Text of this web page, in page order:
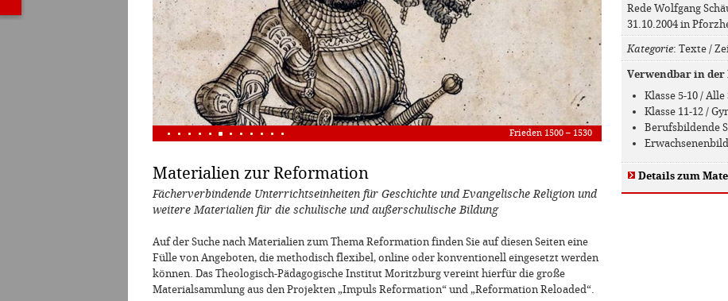
Frieden 1500 – 1530
Materialien zur Reformation
Fächerverbindende Unterrichtseinheiten für Geschichte und Evangelische Religion und
weitere Materialien für die schulische und außerschulische Bildung
Auf der Suche nach Materialien zum Thema Reformation finden Sie auf diesen Seiten eine
Fülle von Angeboten, die methodisch flexibel, online oder konventionell eingesetzt werden
können. Das Theologisch-Pädagogische Institut Moritzburg vereint hierfür die große
Materialsammlung aus den Projekten „Impuls Reformation“ und „Reformation Reloaded“.
Rede Wolfgang
31.10.2004 in
Kategorie: Texte /
Verwendbar in
Klasse 5-10 /
Klasse 11-12 /
Berufsbildende
Details zum